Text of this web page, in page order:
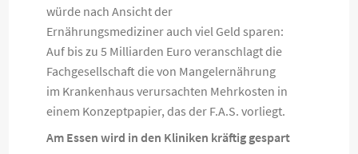
würde nach Ansicht der
Ernährungsmediziner auch viel Geld sparen:
Auf bis zu 5 Milliarden Euro veranschlagt die
Fachgesellschaft die von Mangelernährung
im Krankenhaus verursachten Mehrkosten in
einem Konzeptpapier, das der F.A.S. vorliegt.
Am Essen wird in den Kliniken kräftig gespart